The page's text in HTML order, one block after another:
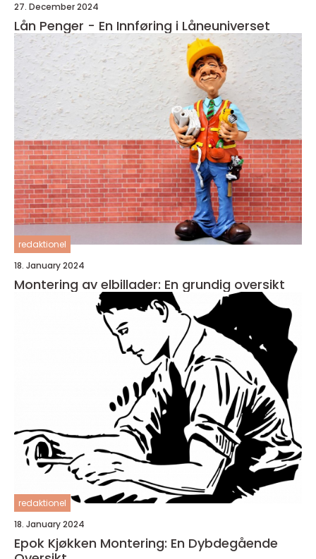
27. December 2024
Lån Penger - En Innføring i Låneuniverset
redaktionel
18. January 2024
Montering av elbillader: En grundig oversikt
redaktionel
18. January 2024
Epok Kjøkken Montering: En Dybdegående